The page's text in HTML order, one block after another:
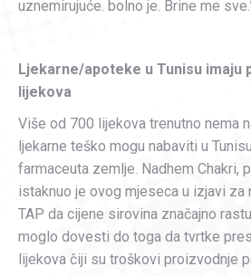
uznemirujuće. bolno je. Brine me
Ljekarne/apoteke u Tunisu imaju
lijekova
Više od 700 lijekova trenutno nema
ljekarne teško mogu nabaviti u
farmaceuta zemlje. Nadhem Chakri,
istaknuo je ovog mjeseca u izjavi za
TAP da cijene sirovina značajno
moglo dovesti do toga da tvrtke
lijekova čiji su troškovi proizvodnje